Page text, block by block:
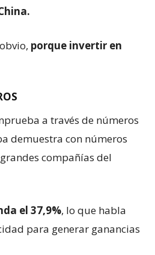
porque invertir en
a través de números
demuestra con números
compañías del
el 37,9%, lo que habla
para generar ganancias